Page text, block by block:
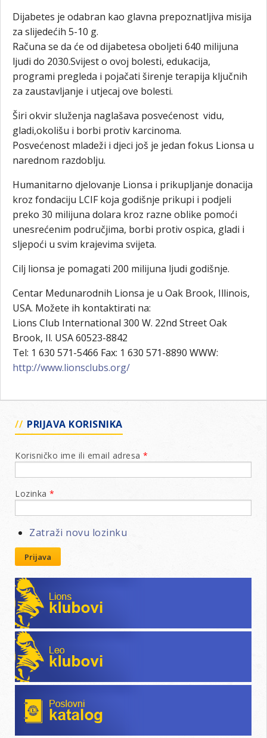
Dijabetes je odabran kao glavna prepoznatljiva misija
za slijedećih 5-10 g.
Računa se da će od dijabetesa oboljeti 640 milijuna
ljudi do 2030.Svijest o ovoj bolesti, edukacija,
programi pregleda i pojačati širenje terapija ključnih
za zaustavljanje i utjecaj ove bolesti.
Širi okvir služenja naglašava posvećenost vidu,
gladi,okolišu i borbi protiv karcinoma.
Posvećenost mladeži i djeci još je jedan fokus Lionsa u
narednom razdoblju.
Humanitarno djelovanje Lionsa i prikupljanje donacija
kroz fondaciju LCIF koja godišnje prikupi i podjeli
preko 30 milijuna dolara kroz razne oblike pomoći
unesrećenim područjima, borbi protiv ospica, gladi i
sljepoći u svim krajevima svijeta.
Cilj lionsa je pomagati 200 milijuna ljudi godišnje.
Centar Medunarodnih Lionsa je u Oak Brook, Illinois,
USA. Možete ih kontaktirati na:
Lions Club International 300 W. 22nd Street Oak
Brook, Il. USA 60523-8842
Tel: 1 630 571-5466 Fax: 1 630 571-8890 WWW:
http://www.lionsclubs.org/
PRIJAVA KORISNIKA
Korisničko ime ili email adresa *
Lozinka *
Zatraži novu lozinku
Prijava
Lions klubovi
Leo klubovi